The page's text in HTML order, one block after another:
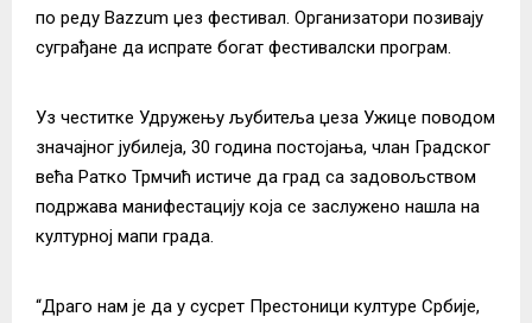
по реду Bazzum џез фестивал. Организатори позивају
суграђане да испрате богат фестивалски програм.
Уз честитке Удружењу љубитеља џеза Ужице поводом
значајног јубилеја, 30 година постојања, члан Градског
већа Ратко Трмчић истиче да град са задовољством
подржава манифестацију која се заслужено нашла на
културној мапи града.
“Драго нам је да у сусрет Престоници културе Србије,